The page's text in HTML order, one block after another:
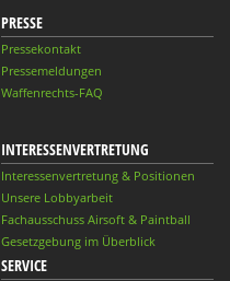
PRESSE
Pressekontakt
Pressemeldungen
Waffenrechts-FAQ
INTERESSENVERTRETUNG
Interessenvertretung & Positionen
Unsere Lobbyarbeit
Fachausschuss Airsoft & Paintball
Gesetzgebung im Überblick
SERVICE